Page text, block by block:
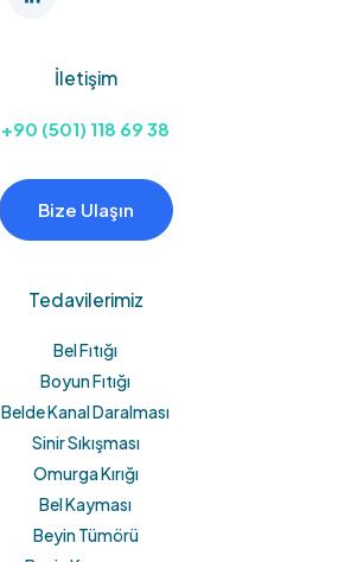
İletişim
+90 (501) 118 69 38
Bize Ulaşın
Tedavilerimiz
Bel Fıtığı
Boyun Fıtığı
Belde Kanal Daralması
Sinir Sıkışması
Omurga Kırığı
Bel Kayması
Beyin Tümörü